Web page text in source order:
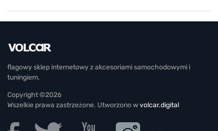
flagowy sklep internetowy z akcesoriami samochodowymi i
tuningiem.
Copyright ©2026
Wszelkie prawa zastrzeżone. Utworzono wvolcar.digital